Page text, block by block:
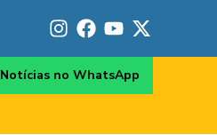
Notícias no WhatsApp